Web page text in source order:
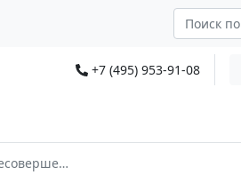
+7 (495) 953-91-08
Федерации